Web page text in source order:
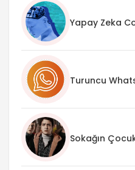
Yapay Zeka
Turuncu
Sokağın